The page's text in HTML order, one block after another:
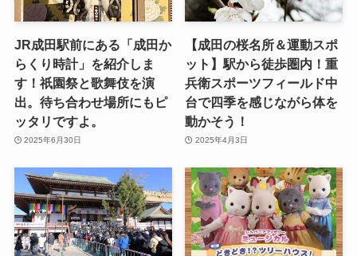
JR成田駅前にある「成田か
らくり時計」を紹介しま
す！祇園祭と歌舞伎を演
出。待ち合わせ場所にもピ
ッタリですよ。
2025年6月30日
【成田の桜名所＆運動スポ
ット】駅から徒歩圏内！重
兵衛スポーツフィールド中
台で四季を感じながら体を
動かそう！
2025年4月3日